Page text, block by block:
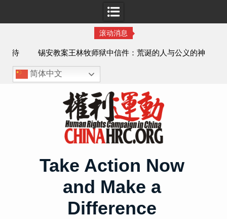
滚动消息
锡安教案王林牧师狱中信件：荒诞的人与公义的神
简体中文
Take Action Now
and Make a
Difference